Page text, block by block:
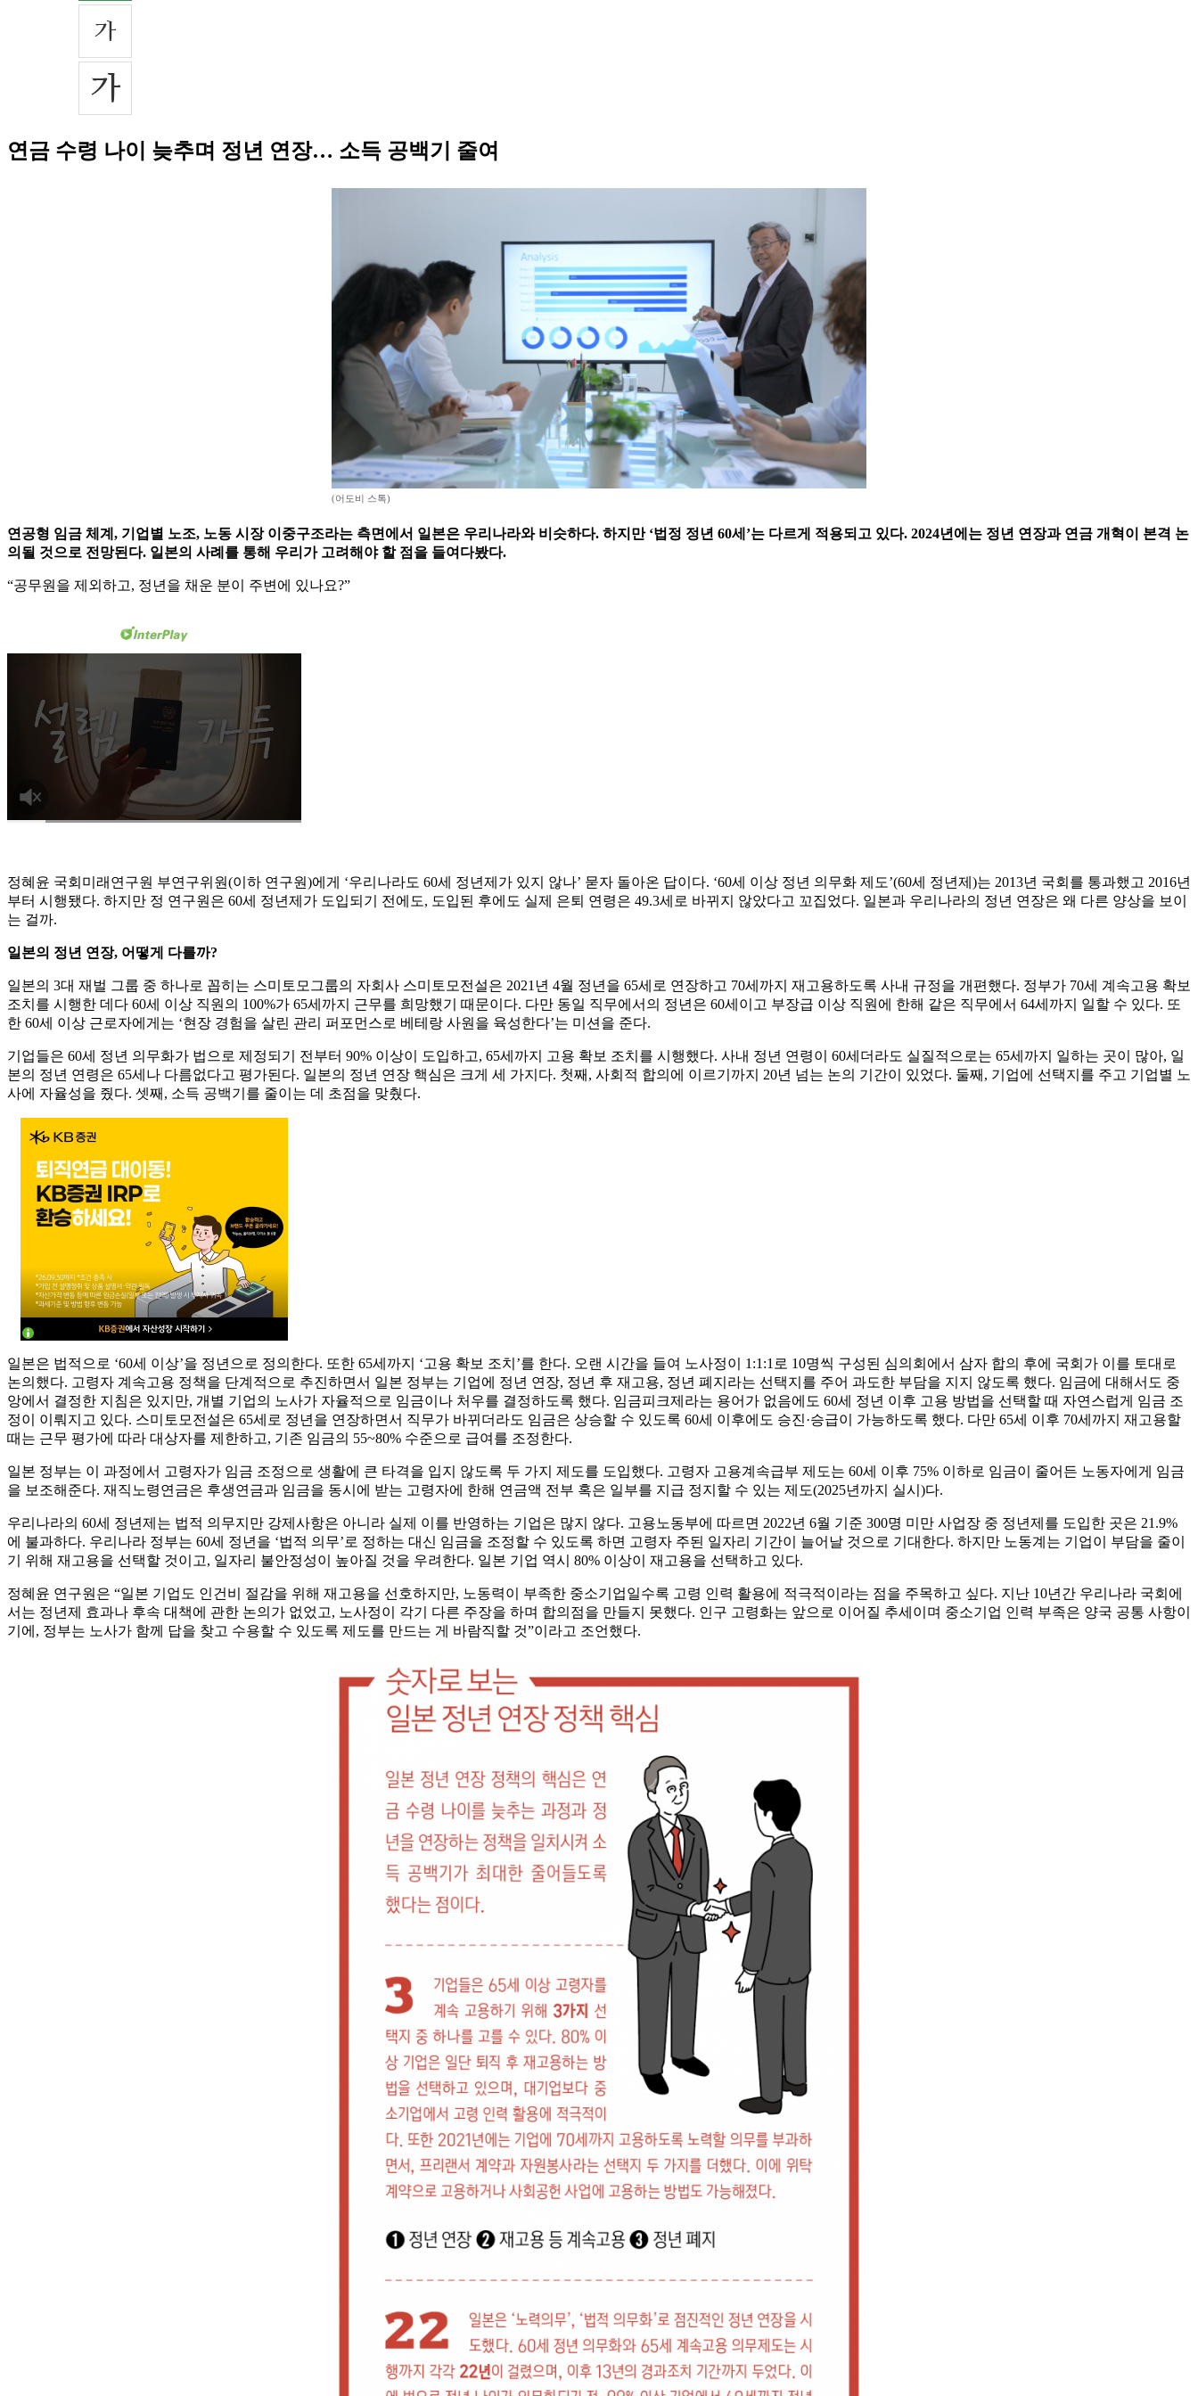
연금 수령 나이 늦추며 정년 연장… 소득 공백기 줄여
(어도비 스톡)
연공형 임금 체계, 기업별 노조, 노동 시장 이중구조라는 측면에서 일본은 우리나라와 비슷하다. 하지만 ‘법정 정년 60세’는 다르게 적용되고 있다. 2024년에는 정년 연장과 연금 개혁이 본격 논
의될 것으로 전망된다. 일본의 사례를 통해 우리가 고려해야 할 점을 들여다봤다.
“공무원을 제외하고, 정년을 채운 분이 주변에 있나요?”
정혜윤 국회미래연구원 부연구위원(이하 연구원)에게 ‘우리나라도 60세 정년제가 있지 않나’ 묻자 돌아온 답이다. ‘60세 이상 정년 의무화 제도’(60세 정년제)는 2013년 국회를 통과했고 2016년
부터 시행됐다. 하지만 정 연구원은 60세 정년제가 도입되기 전에도, 도입된 후에도 실제 은퇴 연령은 49.3세로 바뀌지 않았다고 꼬집었다. 일본과 우리나라의 정년 연장은 왜 다른 양상을 보이
는 걸까.
일본의 정년 연장, 어떻게 다를까?
일본의 3대 재벌 그룹 중 하나로 꼽히는 스미토모그룹의 자회사 스미토모전설은 2021년 4월 정년을 65세로 연장하고 70세까지 재고용하도록 사내 규정을 개편했다. 정부가 70세 계속고용 확보
조치를 시행한 데다 60세 이상 직원의 100%가 65세까지 근무를 희망했기 때문이다. 다만 동일 직무에서의 정년은 60세이고 부장급 이상 직원에 한해 같은 직무에서 64세까지 일할 수 있다. 또
한 60세 이상 근로자에게는 ‘현장 경험을 살린 관리 퍼포먼스로 베테랑 사원을 육성한다’는 미션을 준다.
기업들은 60세 정년 의무화가 법으로 제정되기 전부터 90% 이상이 도입하고, 65세까지 고용 확보 조치를 시행했다. 사내 정년 연령이 60세더라도 실질적으로는 65세까지 일하는 곳이 많아, 일
본의 정년 연령은 65세나 다름없다고 평가된다. 일본의 정년 연장 핵심은 크게 세 가지다. 첫째, 사회적 합의에 이르기까지 20년 넘는 논의 기간이 있었다. 둘째, 기업에 선택지를 주고 기업별 노
사에 자율성을 줬다. 셋째, 소득 공백기를 줄이는 데 초점을 맞췄다.
일본은 법적으로 ‘60세 이상’을 정년으로 정의한다. 또한 65세까지 ‘고용 확보 조치’를 한다. 오랜 시간을 들여 노사정이 1:1:1로 10명씩 구성된 심의회에서 삼자 합의 후에 국회가 이를 토대로
논의했다. 고령자 계속고용 정책을 단계적으로 추진하면서 일본 정부는 기업에 정년 연장, 정년 후 재고용, 정년 폐지라는 선택지를 주어 과도한 부담을 지지 않도록 했다. 임금에 대해서도 중
앙에서 결정한 지침은 있지만, 개별 기업의 노사가 자율적으로 임금이나 처우를 결정하도록 했다. 임금피크제라는 용어가 없음에도 60세 정년 이후 고용 방법을 선택할 때 자연스럽게 임금 조
정이 이뤄지고 있다. 스미토모전설은 65세로 정년을 연장하면서 직무가 바뀌더라도 임금은 상승할 수 있도록 60세 이후에도 승진·승급이 가능하도록 했다. 다만 65세 이후 70세까지 재고용할
때는 근무 평가에 따라 대상자를 제한하고, 기존 임금의 55~80% 수준으로 급여를 조정한다.
일본 정부는 이 과정에서 고령자가 임금 조정으로 생활에 큰 타격을 입지 않도록 두 가지 제도를 도입했다. 고령자 고용계속급부 제도는 60세 이후 75% 이하로 임금이 줄어든 노동자에게 임금
을 보조해준다. 재직노령연금은 후생연금과 임금을 동시에 받는 고령자에 한해 연금액 전부 혹은 일부를 지급 정지할 수 있는 제도(2025년까지 실시)다.
우리나라의 60세 정년제는 법적 의무지만 강제사항은 아니라 실제 이를 반영하는 기업은 많지 않다. 고용노동부에 따르면 2022년 6월 기준 300명 미만 사업장 중 정년제를 도입한 곳은 21.9%
에 불과하다. 우리나라 정부는 60세 정년을 ‘법적 의무’로 정하는 대신 임금을 조정할 수 있도록 하면 고령자 주된 일자리 기간이 늘어날 것으로 기대한다. 하지만 노동계는 기업이 부담을 줄이
기 위해 재고용을 선택할 것이고, 일자리 불안정성이 높아질 것을 우려한다. 일본 기업 역시 80% 이상이 재고용을 선택하고 있다.
정혜윤 연구원은 “일본 기업도 인건비 절감을 위해 재고용을 선호하지만, 노동력이 부족한 중소기업일수록 고령 인력 활용에 적극적이라는 점을 주목하고 싶다. 지난 10년간 우리나라 국회에
서는 정년제 효과나 후속 대책에 관한 논의가 없었고, 노사정이 각기 다른 주장을 하며 합의점을 만들지 못했다. 인구 고령화는 앞으로 이어질 추세이며 중소기업 인력 부족은 양국 공통 사항이
기에, 정부는 노사가 함께 답을 찾고 수용할 수 있도록 제도를 만드는 게 바람직할 것”이라고 조언했다.